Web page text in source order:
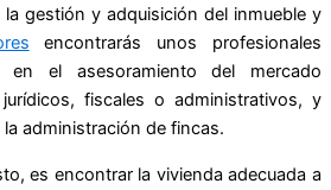
gestión y adquisición del inmueble y
encontrarás unos profesionales
en el asesoramiento del mercado
fiscales o administrativos, y
administración de fincas.
es encontrar la vivienda adecuada a